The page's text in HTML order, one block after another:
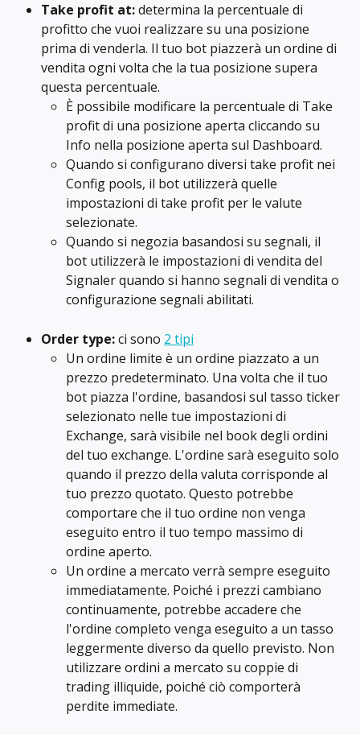
Take profit at: determina la percentuale di
profitto che vuoi realizzare su una posizione
prima di venderla. Il tuo bot piazzerà un ordine di
vendita ogni volta che la tua posizione supera
questa percentuale.
È possibile modificare la percentuale di Take
profit di una posizione aperta cliccando su
Info nella posizione aperta sul Dashboard.
Quando si configurano diversi take profit nei
Config pools, il bot utilizzerà quelle
impostazioni di take profit per le valute
selezionate.
Quando si negozia basandosi su segnali, il
bot utilizzerà le impostazioni di vendita del
Signaler quando si hanno segnali di vendita o
configurazione segnali abilitati.
Order type: ci sono 2 tipi
Un ordine limite è un ordine piazzato a un
prezzo predeterminato. Una volta che il tuo
bot piazza l'ordine, basandosi sul tasso ticker
selezionato nelle tue impostazioni di
Exchange, sarà visibile nel book degli ordini
del tuo exchange. L'ordine sarà eseguito solo
quando il prezzo della valuta corrisponde al
tuo prezzo quotato. Questo potrebbe
comportare che il tuo ordine non venga
eseguito entro il tuo tempo massimo di
ordine aperto.
Un ordine a mercato verrà sempre eseguito
immediatamente. Poiché i prezzi cambiano
continuamente, potrebbe accadere che
l'ordine completo venga eseguito a un tasso
leggermente diverso da quello previsto. Non
utilizzare ordini a mercato su coppie di
trading illiquide, poiché ciò comporterà
perdite immediate.